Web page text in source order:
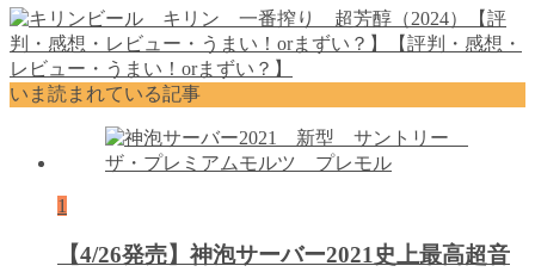
いま読まれている記事
1
【4/26発売】神泡サーバー2021史上最高超音